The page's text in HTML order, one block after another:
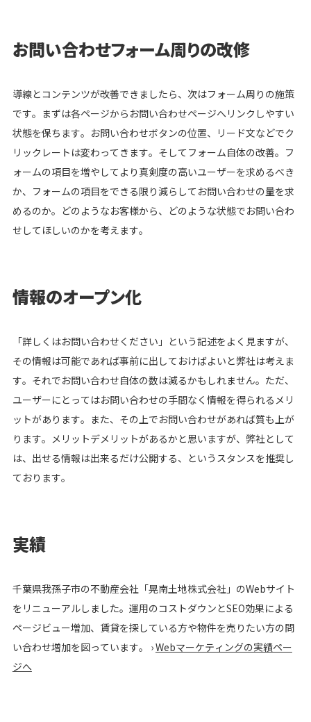
お問い合わせフォーム周りの改修
導線とコンテンツが改善できましたら、次はフォーム周りの施策
です。まずは各ページからお問い合わせページへリンクしやすい
状態を保ちます。お問い合わせボタンの位置、リード文などでク
リックレートは変わってきます。そしてフォーム自体の改善。フ
ォームの項目を増やしてより真剣度の高いユーザーを求めるべき
か、フォームの項目をできる限り減らしてお問い合わせの量を求
めるのか。どのようなお客様から、どのような状態でお問い合わ
せしてほしいのかを考えます。
情報のオープン化
「詳しくはお問い合わせください」という記述をよく見ますが、
その情報は可能であれば事前に出しておけばよいと弊社は考えま
す。それでお問い合わせ自体の数は減るかもしれません。ただ、
ユーザーにとってはお問い合わせの手間なく情報を得られるメリ
ットがあります。また、その上でお問い合わせがあれば質も上が
ります。メリットデメリットがあるかと思いますが、弊社として
は、出せる情報は出来るだけ公開する、というスタンスを推奨し
ております。
実績
千葉県我孫子市の不動産会社「晃南土地株式会社」のWebサイト
をリニューアルしました。運用のコストダウンとSEO効果による
ページビュー増加、賃貸を探している方や物件を売りたい方の問
い合わせ増加を図っています。 ›Webマーケティングの実績ペー
ジへ